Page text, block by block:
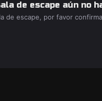
de escape aún no
de escape, por favor